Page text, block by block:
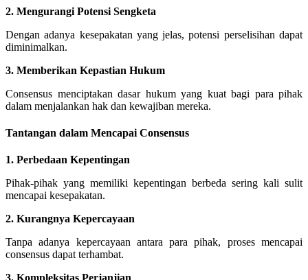
2. Mengurangi Potensi Sengketa
Dengan adanya kesepakatan yang jelas, potensi perselisihan dapat
diminimalkan.
3. Memberikan Kepastian Hukum
Consensus menciptakan dasar hukum yang kuat bagi para pihak
dalam menjalankan hak dan kewajiban mereka.
Tantangan dalam Mencapai Consensus
1. Perbedaan Kepentingan
Pihak-pihak yang memiliki kepentingan berbeda sering kali sulit
mencapai kesepakatan.
2. Kurangnya Kepercayaan
Tanpa adanya kepercayaan antara para pihak, proses mencapai
consensus dapat terhambat.